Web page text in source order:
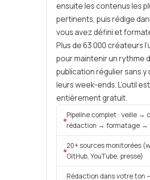
ensuite les contenus les
pertinents, puis rédige
vous avez défini et
Plus de 63 000 créateurs
pour maintenir un rythme
publication régulier sans
leurs week-ends. L’outil
entièrement gratuit.
Pipeline complet : veille →
rédaction → formatage →
20+ sources monitorées
GitHub, YouTube, presse)
Rédaction dans votre ton